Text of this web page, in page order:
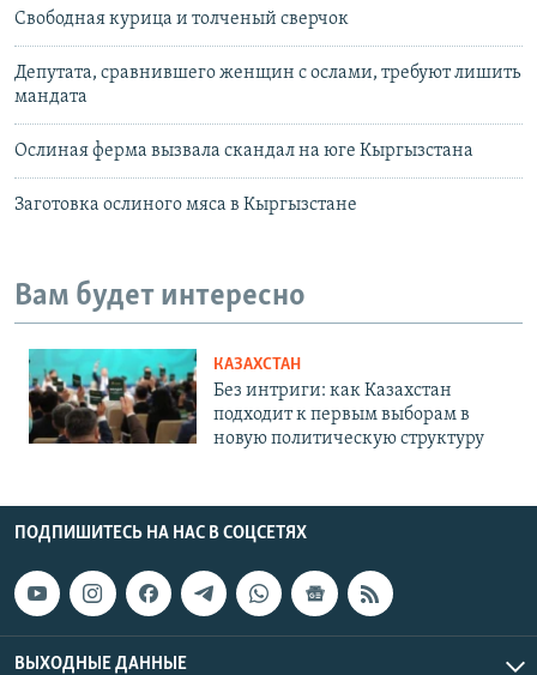
Свободная курица и толченый сверчок
Депутата, сравнившего женщин с ослами, требуют лишить
мандата
Ослиная ферма вызвала скандал на юге Кыргызстана
Заготовка ослиного мяса в Кыргызстане
Вам будет интересно
КАЗАХСТАН
Без интриги: как Казахстан
подходит к первым выборам в
новую политическую структуру
ПОДПИШИТЕСЬ НА НАС В СОЦСЕТЯХ
ВЫХОДНЫЕ ДАННЫЕ